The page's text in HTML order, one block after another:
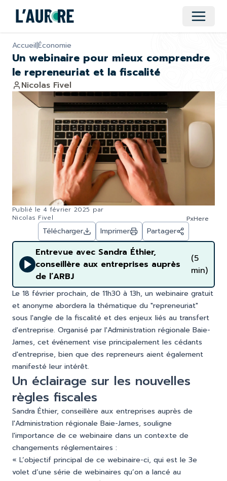
Ouvrir
Accueil|Économie
Un webinaire pour mieux comprendre
le repreneuriat et la fiscalité
Nicolas Fivel
Publié le 4 février 2025 par
Nicolas Fivel
PxHere
Télécharger Imprimer Partager
Entrevue avec Sandra Éthier,
conseillère aux entreprises auprès
de l’ARBJ
(5
min)
Le 18 février prochain, de 11h30 à 13h, un webinaire gratuit
et anonyme abordera la thématique du "repreneuriat"
sous l'angle de la fiscalité et des enjeux liés au transfert
d'entreprise. Organisé par l'Administration régionale Baie-
James, cet événement vise principalement les cédants
d'entreprise, bien que des repreneurs aient également
manifesté leur intérêt.
Un éclairage sur les nouvelles
règles fiscales
Sandra Éthier, conseillère aux entreprises auprès de
l'Administration régionale Baie-James, souligne
l'importance de ce webinaire dans un contexte de
changements réglementaires :
« L’objectif principal de ce webinaire-ci, qui est le 3e
volet d’une série de webinaires qu’on a lancé au